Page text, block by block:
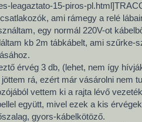
leagaztato-15-piros-
ami rámegy a relé
egy normál 220V-ot
kb 2m tábkábelt, ami szűrke-
érvég 3 db, (lehet, nem így
rá, ezért már vásárolni nem
vettem ki a rajta lévő
együtt, mivel ezek a kis
gyors-kábelkötöző.